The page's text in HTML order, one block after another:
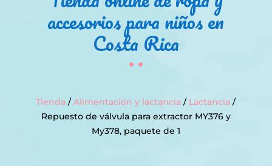
accesorios para niños en
Costa Rica
Tienda /Alimentación y lactancia / Lactancia /
Repuesto de válvula para extractor MY376 y
My378, paquete de 1